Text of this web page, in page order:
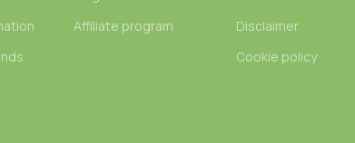
Affiliate program
Disclaimer
Cookie policy